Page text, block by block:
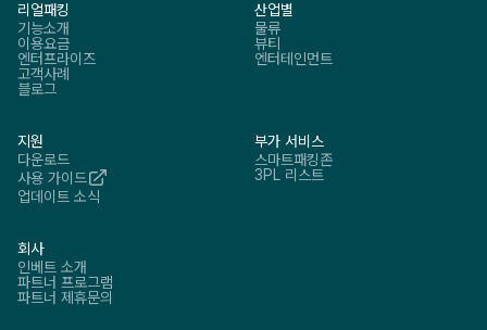
리얼패킹
기능소개
이용요금
엔터프라이즈
고객사례
블로그
산업별
물류
뷰티
엔터테인먼트
지원
다운로드
사용 가이드
업데이트 소식
부가 서비스
스마트패킹존
3PL 리스트
회사
인베트 소개
파트너 프로그램
파트너 제휴문의